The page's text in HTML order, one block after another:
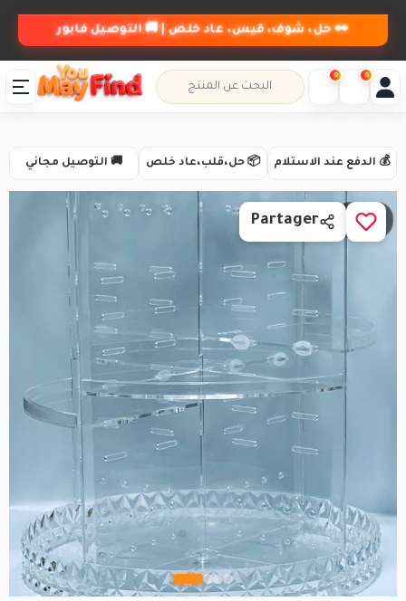
👀 حل، شوف، قيس، عاد خلص | 🚚 التوصيل فابور
🚚 التوصيل مجاني 📦 حل،قلب،عاد خلص 💰 الدفع عند الاستلام
1 / 4
Partager
0 0